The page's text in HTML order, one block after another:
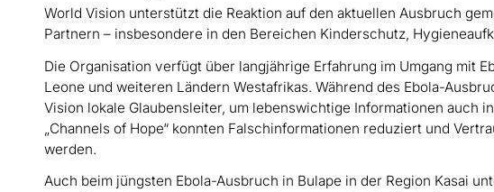
World Vision unterstützt die Reaktion auf den aktuellen Ausbruch
Partnern – insbesondere in den Bereichen Kinderschutz,
Die Organisation verfügt über langjährige Erfahrung im Umgang mit
Leone und weiteren Ländern Westafrikas. Während des Ebola-
Vision lokale Glaubensleiter, um lebenswichtige Informationen auch
„Channels of Hope“ konnten Falschinformationen reduziert und
werden.
Auch beim jüngsten Ebola-Ausbruch in Bulape in der Region Kasai